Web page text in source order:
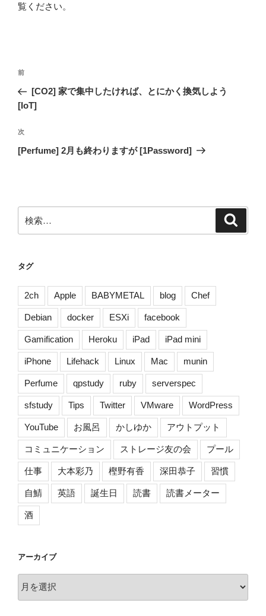
覧ください。
投
ナ
ゲ
ー
前
の
投
前
[CO2] 家で集中したければ、とにかく換気しよう
[IoT]
次
の
次
[Perfume] 2月も終わりますが [1Password]
索:
タグ
2ch Apple BABYMETAL blog Chef
Debian docker ESXi facebook
Gamification Heroku iPad iPad mini
iPhone Lifehack Linux Mac munin
Perfume qpstudy ruby serverspec
sfstudy Tips Twitter VMware WordPress
YouTube お風呂 かしゆか アウトプット
コミュニケーション ストレージ友の会 プール
仕事 大本彩乃 樫野有香 深田恭子 習慣
自鯖 英語 誕生日 読書 読書メーター
酒
アーカイブ
ー